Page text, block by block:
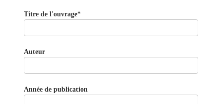
Titre de l'ouvrage*
Auteur
Année de publication